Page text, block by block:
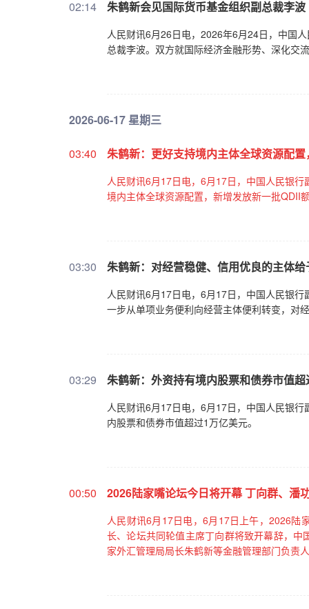
02:14 朱鹤新会见国际货币基金组织副总裁李波
人民财讯6月26日电，2026年6月24日，中国
总裁李波。双方就国际经济金融形势、深化交
2026-06-17 星期三
03:40 朱鹤新：更好支持境内主体全球资源配
人民财讯6月17日电，6月17日，中国人民银
境内主体全球资源配置，新增发放新一批QDII
03:30 朱鹤新：对经营稳健、信用优良的主体
人民财讯6月17日电，6月17日，中国人民银
一步从单项业务便利向经营主体便利转变，对
03:29 朱鹤新：外资持有境内股票和债券市值
人民财讯6月17日电，6月17日，中国人民银
内股票和债券市值超过1万亿美元。
00:50 2026陆家嘴论坛今日将开幕 丁向群、潘
人民财讯6月17日电，6月17日上午，2026陆
长、论坛共同轮值主席丁向群将致开幕辞，
家外汇管理局局长朱鹤新等金融管理部门负责